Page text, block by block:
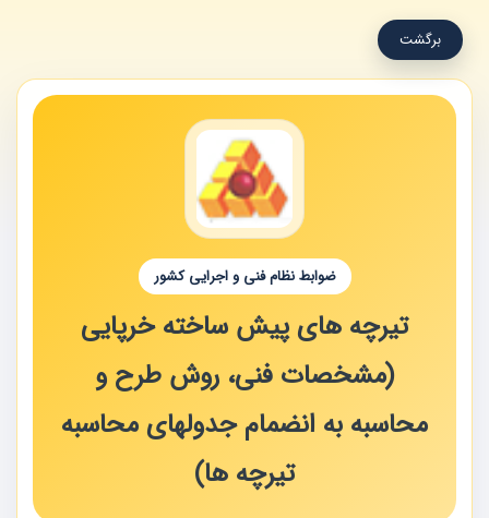
برگشت
ضوابط نظام فنی و اجرایی کشور
تیرچه های پیش ساخته خرپایی
(مشخصات فنی، روش طرح و
محاسبه به انضمام جدولهای محاسبه
تیرچه ها)